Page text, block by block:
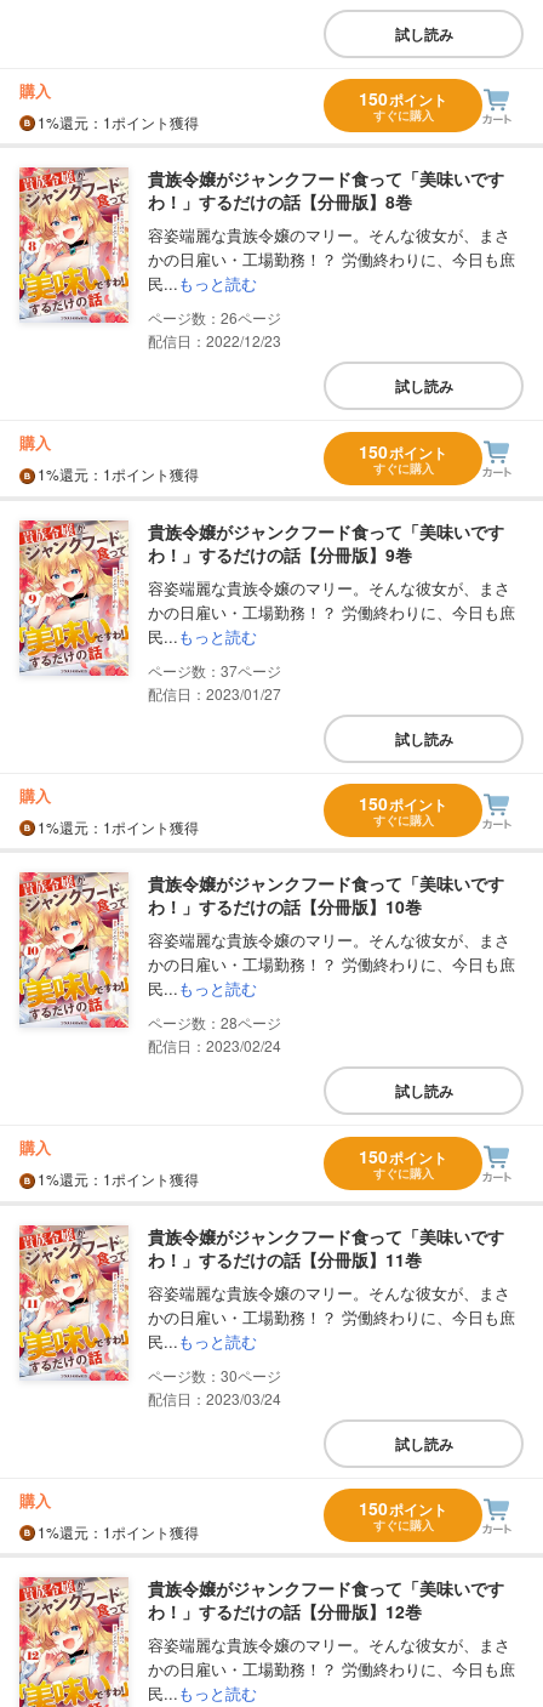
試し読み
購入
1%還元 ：1ポイント獲得
150ポイント
すぐに購入
貴族令嬢がジャンクフード食って「美味いです
わ！」するだけの話【分冊版】8巻
容姿端麗な貴族令嬢のマリー。そんな彼女が、まさ
かの日雇い・工場勤務！？ 労働終わりに、今日も庶
民...もっと読む
26
配信日：2022/12/23
試し読み
購入
1%還元 ：1ポイント獲得
150ポイント
すぐに購入
貴族令嬢がジャンクフード食って「美味いです
わ！」するだけの話【分冊版】9巻
容姿端麗な貴族令嬢のマリー。そんな彼女が、まさ
かの日雇い・工場勤務！？ 労働終わりに、今日も庶
民...もっと読む
37
配信日：2023/01/27
試し読み
購入
1%還元 ：1ポイント獲得
150ポイント
すぐに購入
貴族令嬢がジャンクフード食って「美味いです
わ！」するだけの話【分冊版】10巻
容姿端麗な貴族令嬢のマリー。そんな彼女が、まさ
かの日雇い・工場勤務！？ 労働終わりに、今日も庶
民...もっと読む
28
配信日：2023/02/24
試し読み
購入
1%還元 ：1ポイント獲得
150ポイント
すぐに購入
貴族令嬢がジャンクフード食って「美味いです
わ！」するだけの話【分冊版】11巻
容姿端麗な貴族令嬢のマリー。そんな彼女が、まさ
かの日雇い・工場勤務！？ 労働終わりに、今日も庶
民...もっと読む
30
配信日：2023/03/24
試し読み
購入
1%還元 ：1ポイント獲得
150ポイント
すぐに購入
貴族令嬢がジャンクフード食って「美味いです
わ！」するだけの話【分冊版】12巻
容姿端麗な貴族令嬢のマリー。そんな彼女が、まさ
かの日雇い・工場勤務！？ 労働終わりに、今日も庶
民...もっと読む